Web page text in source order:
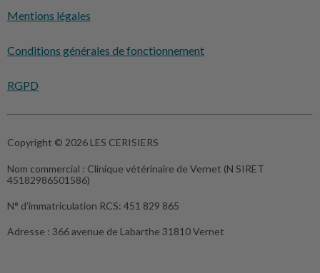
Mentions légales
Conditions générales de fonctionnement
RGPD
Copyright © 2026 LES CERISIERS
Nom commercial : Clinique vétérinaire de Vernet (N SIRET
45182986501586)
N° d’immatriculation RCS: 451 829 865
Adresse : 366 avenue de Labarthe 31810 Vernet